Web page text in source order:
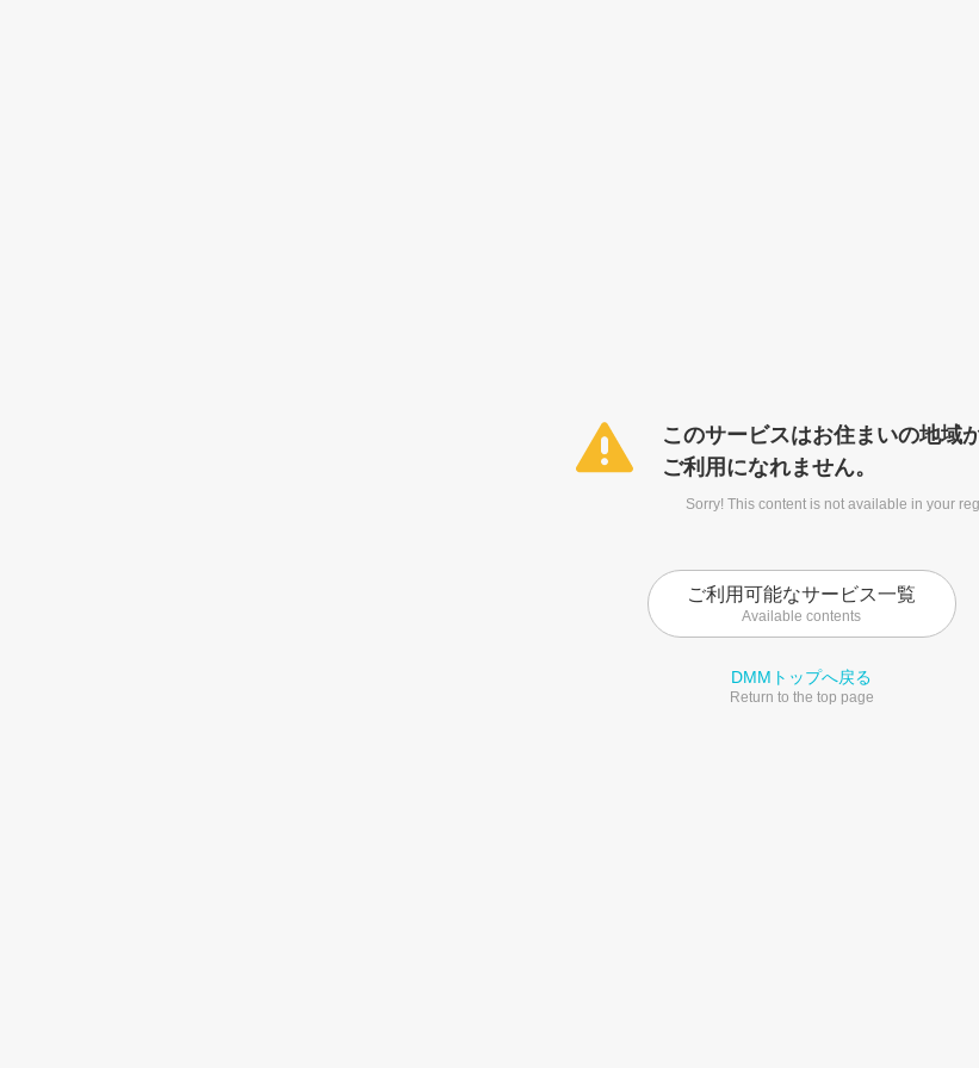
このサービスはお住まいの地域
ご利用になれません。
Sorry! This content is not available in your
ご利用可能なサービス一覧
Available contents
DMMトップへ戻る
Return to the top page